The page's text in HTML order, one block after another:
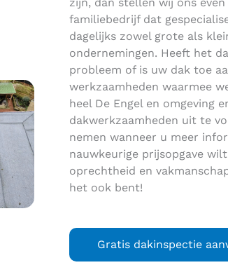
familiebedrijf dat
dagelijks zowel grote als
ondernemingen. Heeft het
probleem of is uw dak toe
werkzaamheden waarmee
heel De Engel en omgeving
dakwerkzaamheden uit te
nemen wanneer u meer
nauwkeurige prijsopgave
oprechtheid en
het ook bent!
Gratis dakinspectie